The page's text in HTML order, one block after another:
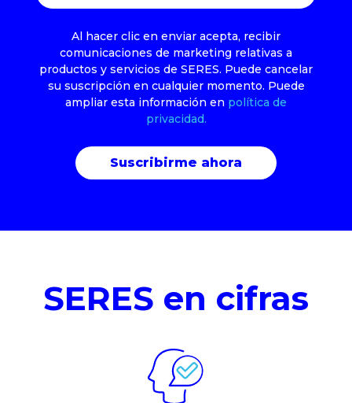
Al hacer clic en enviar acepta, recibir
comunicaciones de marketing relativas a
productos y servicios de SERES. Puede cancelar
su suscripción en cualquier momento. Puede
ampliar esta información en política de
privacidad.
SERES en cifras